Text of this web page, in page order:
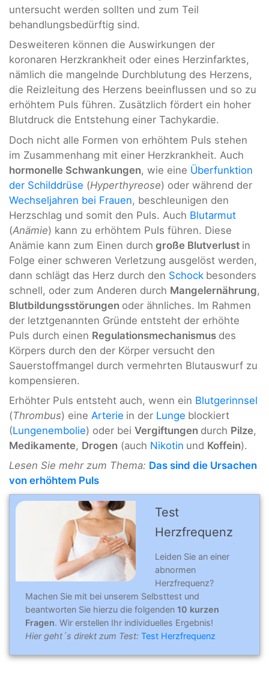
untersucht werden sollten und zum Teil
behandlungsbedürftig sind.
Desweiteren können die Auswirkungen der
koronaren Herzkrankheit oder eines Herzinfarktes,
nämlich die mangelnde Durchblutung des Herzens,
die Reizleitung des Herzens beeinflussen und so zu
erhöhtem Puls führen. Zusätzlich fördert ein hoher
Blutdruck die Entstehung einer Tachykardie.
Doch nicht alle Formen von erhöhtem Puls stehen
im Zusammenhang mit einer Herzkrankheit. Auch
hormonelle Schwankungen, wie eine Überfunktion
der Schilddrüse (Hyperthyreose) oder während der
Wechseljahren bei Frauen, beschleunigen den
Herzschlag und somit den Puls. Auch Blutarmut
(Anämie) kann zu erhöhtem Puls führen. Diese
Anämie kann zum Einen durch große Blutverlust in
Folge einer schweren Verletzung ausgelöst werden,
dann schlägt das Herz durch den Schock besonders
schnell, oder zum Anderen durch Mangelernährung,
Blutbildungsstörungen oder ähnliches. Im Rahmen
der letztgenannten Gründe entsteht der erhöhte
Puls durch einen Regulationsmechanismus des
Körpers durch den der Körper versucht den
Sauerstoffmangel durch vermehrten Blutauswurf zu
kompensieren.
Erhöhter Puls entsteht auch, wenn ein Blutgerinnsel
(Thrombus) eine Arterie in der Lunge blockiert
(Lungenembolie) oder bei Vergiftungen durch Pilze,
Medikamente, Drogen (auch Nikotin und Koffein).
Lesen Sie mehr zum Thema: Das sind die Ursachen
von erhöhtem Puls
Test
Herzfrequenz
Leiden Sie an einer
abnormen
Herzfrequenz?
Machen Sie mit bei unserem Selbsttest und
beantworten Sie hierzu die folgenden 10 kurzen
Fragen. Wir erstellen Ihr individuelles Ergebnis!
Hier geht´s direkt zum Test: Test Herzfrequenz